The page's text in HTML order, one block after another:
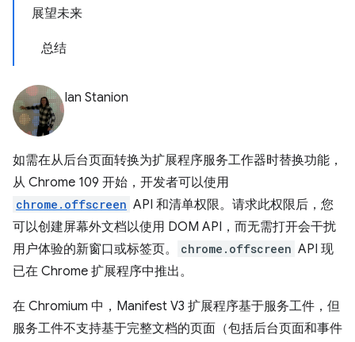
展望未来
总结
Ian Stanion
如需在从后台页面转换为扩展程序服务工作器时替换功能，
从 Chrome 109 开始，开发者可以使用
chrome.offscreen API 和清单权限。请求此权限后，您
可以创建屏幕外文档以使用 DOM API，而无需打开会干扰
用户体验的新窗口或标签页。
chrome.offscreen API 现
已在 Chrome 扩展程序中推出。
在 Chromium 中，Manifest V3 扩展程序基于服务工件，但
服务工件不支持基于完整文档的页面（包括后台页面和事件